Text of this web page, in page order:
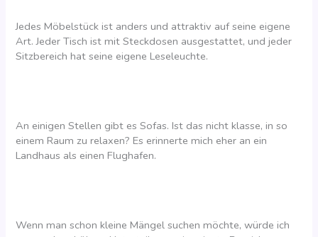
Jedes Möbelstück ist anders und attraktiv auf seine eigene
Art. Jeder Tisch ist mit Steckdosen ausgestattet, und jeder
Sitzbereich hat seine eigene Leseleuchte.
An einigen Stellen gibt es Sofas. Ist das nicht klasse, in so
einem Raum zu relaxen? Es erinnerte mich eher an ein
Landhaus als einen Flughafen.
Wenn man schon kleine Mängel suchen möchte, würde ich